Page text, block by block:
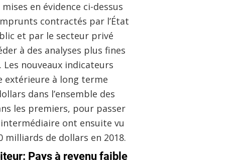
en évidence ci-dessus
contractés par l’État
et par le secteur privé
à des analyses plus fines
nouveaux indicateurs
extérieure à long terme
dans l’ensemble des
les premiers, pour passer
ont ensuite vu
de dollars en 2018.